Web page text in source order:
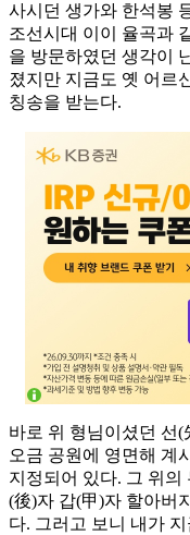
사시던 생가와 한석봉
조선시대 이이 율곡과
을 방문하였던 생각이
졌지만 지금도 옛 어르
칭송을 받는다.
바로 위 형님이셨던 선
오금 공원에 영면해 계
지정되어 있다. 그 위의
(後)자 갑(甲)자 할아버
다. 그러고 보니 내가